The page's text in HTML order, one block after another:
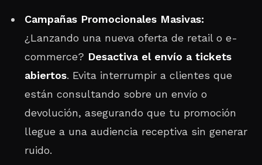
Campañas Promocionales Masivas:
¿Lanzando una nueva oferta de retail o e-
commerce? Desactiva el envío a tickets
abiertos. Evita interrumpir a clientes que
están consultando sobre un envío o
devolución, asegurando que tu promoción
llegue a una audiencia receptiva sin generar
ruido.